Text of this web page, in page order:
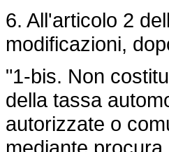
6. All'articolo 2
modificazioni,
"1-bis. Non
della tassa
autorizzate o